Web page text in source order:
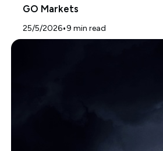
GO Markets
25/5/2026•9 min read